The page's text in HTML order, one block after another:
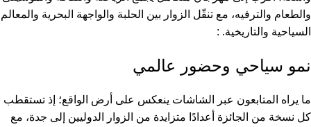
والطعام والترفيه، مع تنقّل الزوار بين الحلبة والواجهة البحرية والمعالم
السياحية والتاريخية. :
نمو سياحي وحضور عالمي
ما يراه المتابعون عبر الشاشات ينعكس على أرض الواقع؛ إذ تستقطب
كل نسخة من الجائزة أعدادًا متزايدة من الزوار الدوليين إلى جدة، مع